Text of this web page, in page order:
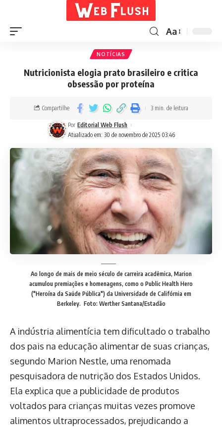
Aa
NOTÍCIAS
Nutricionista elogia prato brasileiro e critica
obsessão por proteína
Atualizado em: 30 de novembro de 2025 03:46
Por Editorial Web Flush
Compartilhe 3 min. de leitura
Ao longo de mais de meio século de carreira acadêmica, Marion
acumulou premiações e homenagens​, como o Public Health Hero
("Heroína da Saúde Pública") da Universidade de Califórnia em
Berkeley. Foto: Werther Santana/Estadão
A indústria alimentícia tem dificultado o trabalho
dos pais na educação alimentar de suas crianças,
segundo Marion Nestle, uma renomada
pesquisadora de nutrição dos Estados Unidos.
Ela explica que a publicidade de produtos
voltados para crianças muitas vezes promove
alimentos ultraprocessados, prejudicando a